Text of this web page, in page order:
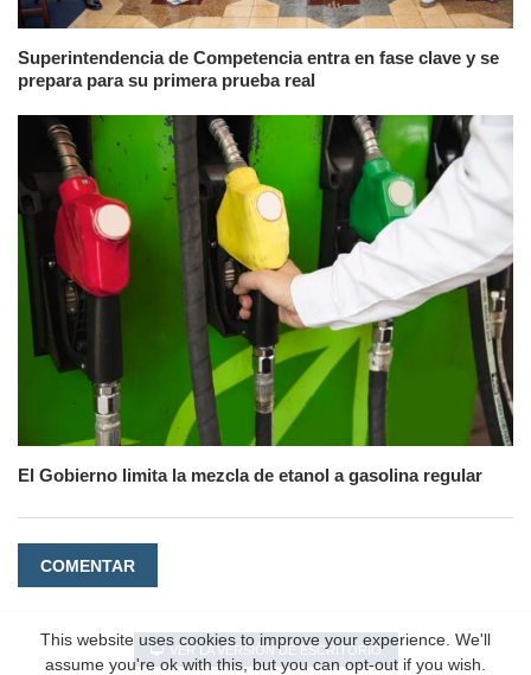
Superintendencia de Competencia entra en fase clave y se
prepara para su primera prueba real
El Gobierno limita la mezcla de etanol a gasolina regular
COMENTAR
VER LA VERSIÓN DE ESCRITORIO
This website uses cookies to improve your experience. We'll
assume you're ok with this, but you can opt-out if you wish.